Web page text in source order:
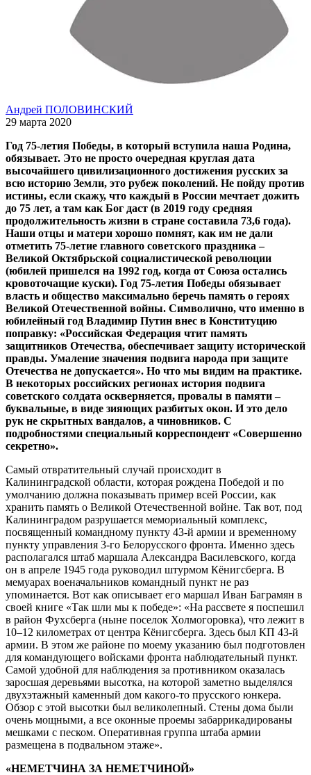
Андрей ПОЛОВИНСКИЙ
29 марта 2020
Год 75-летия Победы, в который вступила наша Родина,
обязывает. Это не просто очередная круглая дата
высочайшего цивилизационного достижения русских за
всю историю Земли, это рубеж поколений. Не пойду против
истины, если скажу, что каждый в России мечтает дожить
до 75 лет, а там как Бог даст (в 2019 году средняя
продолжительность жизни в стране составила 73,6 года).
Наши отцы и матери хорошо помнят, как им не дали
отметить 75-летие главного советского праздника –
Великой Октябрьской социалистической революции
(юбилей пришелся на 1992 год, когда от Союза остались
кровоточащие куски). Год 75-летия Победы обязывает
власть и общество максимально беречь память о героях
Великой Отечественной войны. Символично, что именно в
юбилейный год Владимир Путин внес в Конституцию
поправку: «Российская Федерация чтит память
защитников Отечества, обеспечивает защиту исторической
правды. Умаление значения подвига народа при защите
Отечества не допускается». Но что мы видим на практике.
В некоторых российских регионах история подвига
советского солдата оскверняется, провалы в памяти –
буквальные, в виде зияющих разбитых окон. И это дело
рук не скрытных вандалов, а чиновников. С
подробностями специальный корреспондент «Совершенно
секретно».
Самый отвратительный случай происходит в
Калининградской области, которая рождена Победой и по
умолчанию должна показывать пример всей России, как
хранить память о Великой Отечественной войне. Так вот, под
Калининградом разрушается мемориальный комплекс,
посвященный командному пункту 43-й армии и временному
пункту управления 3-го Белорусского фронта. Именно здесь
располагался штаб маршала Александра Василевского, когда
он в апреле 1945 года руководил штурмом Кёнигсберга. В
мемуарах военачальников командный пункт не раз
упоминается. Вот как описывает его маршал Иван Баграмян в
своей книге «Так шли мы к победе»: «На рассвете я поспешил
в район Фухсберга (ныне поселок Холмогоровка), что лежит в
10–12 километрах от центра Кёнигсберга. Здесь был КП 43-й
армии. В этом же районе по моему указанию был подготовлен
для командующего войсками фронта наблюдательный пункт.
Самой удобной для наблюдения за противником оказалась
заросшая деревьями высотка, на которой заметно выделялся
двухэтажный каменный дом какого-то прусского юнкера.
Обзор с этой высотки был великолепный. Стены дома были
очень мощными, а все оконные проемы забаррикадированы
мешками с песком. Оперативная группа штаба армии
размещена в подвальном этаже».
«НЕМЕТЧИНА ЗА НЕМЕТЧИНОЙ»